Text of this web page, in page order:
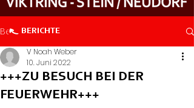
Beitrag
+++ZU BESUCH BEI DER
FEUERWEHR+++
V Noah Weber
10. Juni 2022
BERICHTE